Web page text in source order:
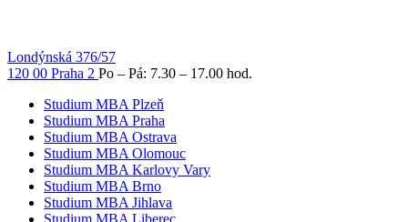
Londýnská 376/57
120 00 Praha 2 Po – Pá: 7.30 – 17.00 hod.
Studium MBA Plzeň
Studium MBA Praha
Studium MBA Ostrava
Studium MBA Olomouc
Studium MBA Karlovy Vary
Studium MBA Brno
Studium MBA Jihlava
Studium MBA Liberec